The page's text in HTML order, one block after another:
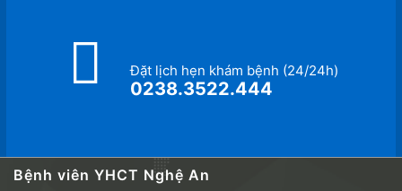
Đặt lịch hẹn khám bệnh (24/24h)
0238.3522.444
Bệnh viên YHCT Nghệ An